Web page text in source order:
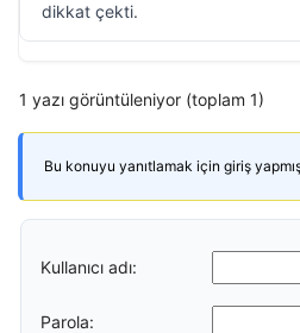
dikkat çekti.
1 yazı görüntüleniyor (toplam 1)
Bu konuyu yanıtlamak için giriş yapmış
Kullanıcı adı:
Parola: